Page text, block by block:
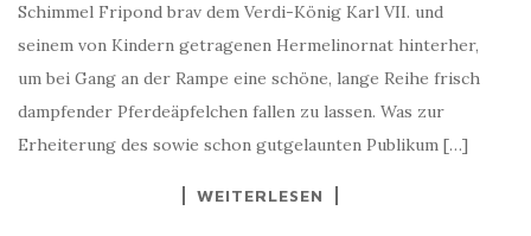
Schimmel Fripond brav dem Verdi-König Karl VII. und
seinem von Kindern getragenen Hermelinornat hinterher,
um bei Gang an der Rampe eine schöne, lange Reihe frisch
dampfender Pferdeäpfelchen fallen zu lassen. Was zur
Erheiterung des sowie schon gutgelaunten Publikum […]
WEITERLESEN